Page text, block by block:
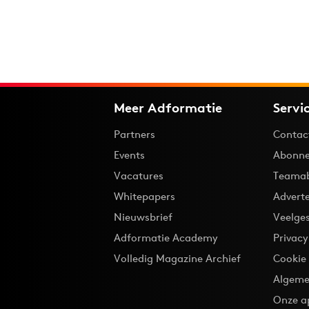
Meer Adformatie
Partners
Events
Vacatures
Whitepapers
Nieuwsbrief
Adformatie Academy
Volledig Magazine Archief
Onze